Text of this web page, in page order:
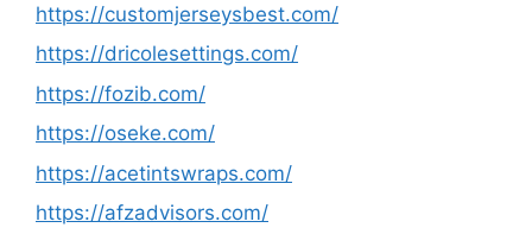
https://customjerseysbest.com/
https://dricolesettings.com/
https://fozib.com/
https://oseke.com/
https://acetintswraps.com/
https://afzadvisors.com/